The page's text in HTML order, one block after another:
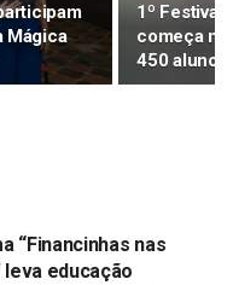
Mágica
1º Festival
começa
450
“Financinhas nas
leva educação